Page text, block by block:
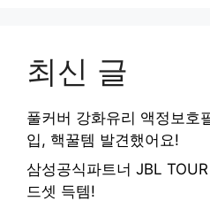
최신 글
풀커버 강화유리 액정보호
입, 핵꿀템 발견했어요!
삼성공식파트너 JBL
드셋 득템!